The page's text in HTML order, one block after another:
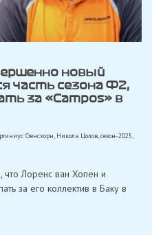
новый
часть сезона Ф2,
за «Campos» в
Стенсхорн Никола Цолов сезон-2025
что Лоренс ван Хопен и
за его коллектив в Баку в